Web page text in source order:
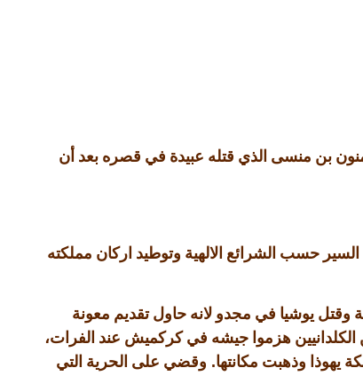
بن منسى الذي قتله عبيدة في قصره بعد أن
حسب الشرائع الالهية وتوطيد اركان مملكته
يوشيا في مجدو لانه حاول تقديم معونة
الكلدانيين هزموا جيشه في كركميش عند الفرات،
يهوذا وذهبت مكانتها. وقضي على الحرية التي